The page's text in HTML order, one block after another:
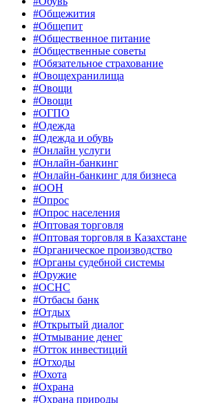
#Общежития
#Общепит
#Общественное питание
#Общественные советы
#Обязательное страхование
#Овощехранилища
#Овощи
#Овощи
#ОГПО
#Одежда
#Одежда и обувь
#Онлайн услуги
#Онлайн-банкинг
#Онлайн-банкинг для бизнеса
#ООН
#Опрос
#Опрос населения
#Оптовая торговля
#Оптовая торговля в Казахстане
#Органическое производство
#Органы судебной системы
#Оружие
#ОСНС
#Отбасы банк
#Отдых
#Открытый диалог
#Отмывание денег
#Отток инвестиций
#Отходы
#Охота
#Охрана
#Охрана природы